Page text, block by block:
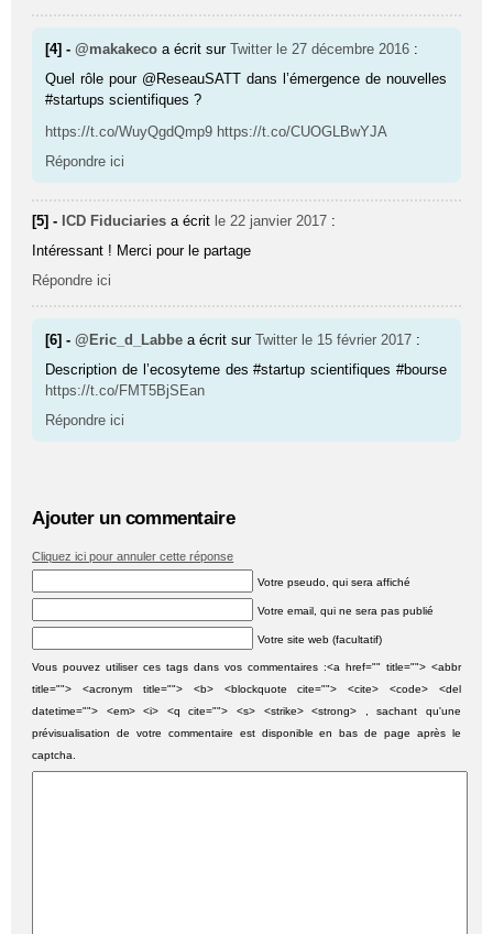
[4] -@makakeco a écrit surTwitter le 27 décembre 2016 :
Quel rôle pour @ReseauSATT dans l’émergence de nouvelles
#startups scientifiques ?
https://t.co/WuyQgdQmp9 https://t.co/CUOGLBwYJA
Répondre ici
[5] - ICD Fiduciaries a écrit le 22 janvier 2017 :
Intéressant ! Merci pour le partage
Répondre ici
[6] -@Eric_d_Labbe a écrit surTwitter le 15 février 2017 :
Description de l’ecosyteme des #startup scientifiques #bourse
https://t.co/FMT5BjSEan
Répondre ici
Ajouter un commentaire
Cliquez ici pour annuler cette réponse
Votre pseudo, qui sera affiché
Votre email, qui ne sera pas publié
Votre site web (facultatif)
Vous pouvez utiliser ces tags dans vos commentaires :<a href="" title=""> <abbr
title=""> <acronym title=""> <b> <blockquote cite=""> <cite> <code> <del
datetime=""> <em> <i> <q cite=""> <s> <strike> <strong> , sachant qu'une
prévisualisation de votre commentaire est disponible en bas de page après le
captcha.